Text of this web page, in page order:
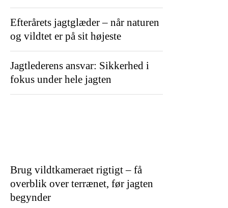
Efterårets jagtglæder – når naturen
og vildtet er på sit højeste
Jagtlederens ansvar: Sikkerhed i
fokus under hele jagten
Brug vildtkameraet rigtigt – få
overblik over terrænet, før jagten
begynder